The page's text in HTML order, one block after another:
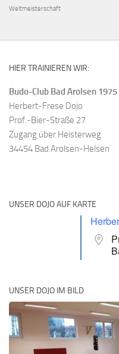
Weltmeisterschaft
HIER TRAINIEREN WIR:
Budo-Club Bad Arolsen 1975
Herbert-Frese Dojo
Prof.-Bier-Straße 27
Zugang über Heisterweg
34454 Bad Arolsen-Helsen
UNSER DOJO AUF KARTE
UNSER DOJO IM BILD